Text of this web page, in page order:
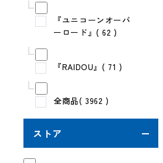
『ユニコーンオーバ
ーロード』( 62 )
『RAIDOU』( 71 )
全商品( 3962 )
ストア